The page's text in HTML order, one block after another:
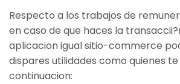
Respecto a los trabajos de
en caso de que haces la
aplicacion igual sitio-commerce
dispares utilidades como quienes
continuacion: